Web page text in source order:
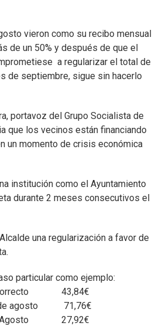
vieron como su recibo mensual
de un 50% y después de que el
a regularizar el total de
de septiembre, sigue sin hacerlo
portavoz del Grupo Socialista de
que los vecinos están financiando
un momento de crisis económica
institución como el Ayuntamiento
durante 2 meses consecutivos el
una regularización a favor de
particular como ejemplo:
correcto 43,84€
de agosto 71,76€
Agosto 27,92€